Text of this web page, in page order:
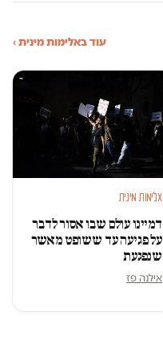
עוד באלימות מינית ›
אלימות מינית
דמיינו עולם שבו אסור לדבר
על פגיעה עד ששופט מאשר
שנפגעת
אילנה פז